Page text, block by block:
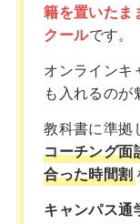
籍を置いたま
クールです。
オンラインキ
も入れるのが
教科書に準拠
コーチング面
合った時間割
キャンパス通